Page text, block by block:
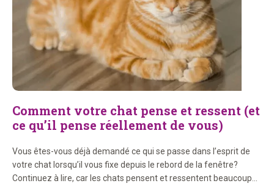
Comment votre chat pense et ressent (et
ce qu’il pense réellement de vous)
Vous êtes-vous déjà demandé ce qui se passe dans l’esprit de
votre chat lorsqu’il vous fixe depuis le rebord de la fenêtre?
Continuez à lire, car les chats pensent et ressentent beaucoup